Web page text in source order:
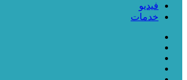
فيديو
خدمات